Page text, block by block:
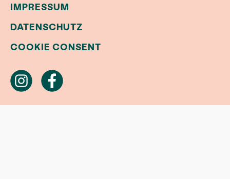
IMPRESSUM
DATENSCHUTZ
COOKIE CONSENT